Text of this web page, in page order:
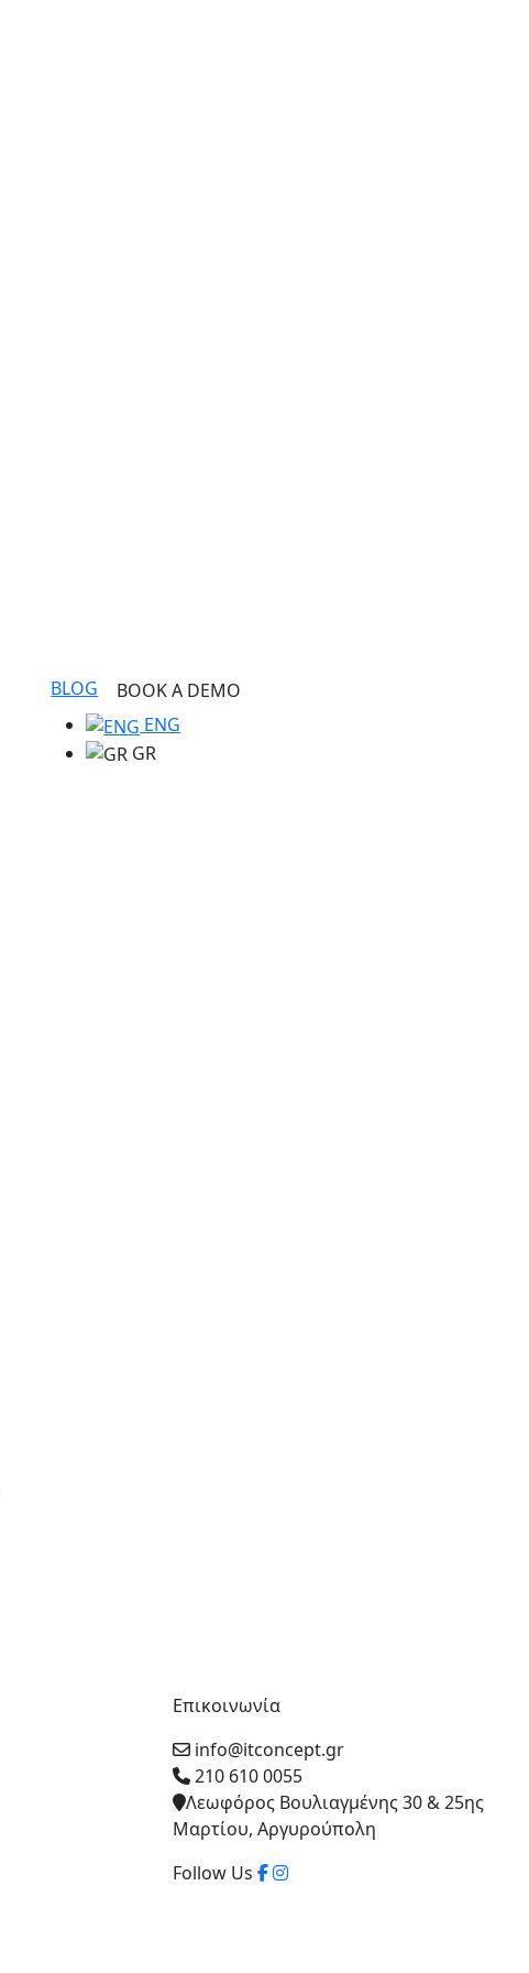
BLOG
BOOK A DEMO
ENG
GR
Επικοινωνία
info@itconcept.gr
210 610 0055
Λεωφόρος Βουλιαγμένης 30 & 25ης
Μαρτίου, Αργυρούπολη
Follow Us